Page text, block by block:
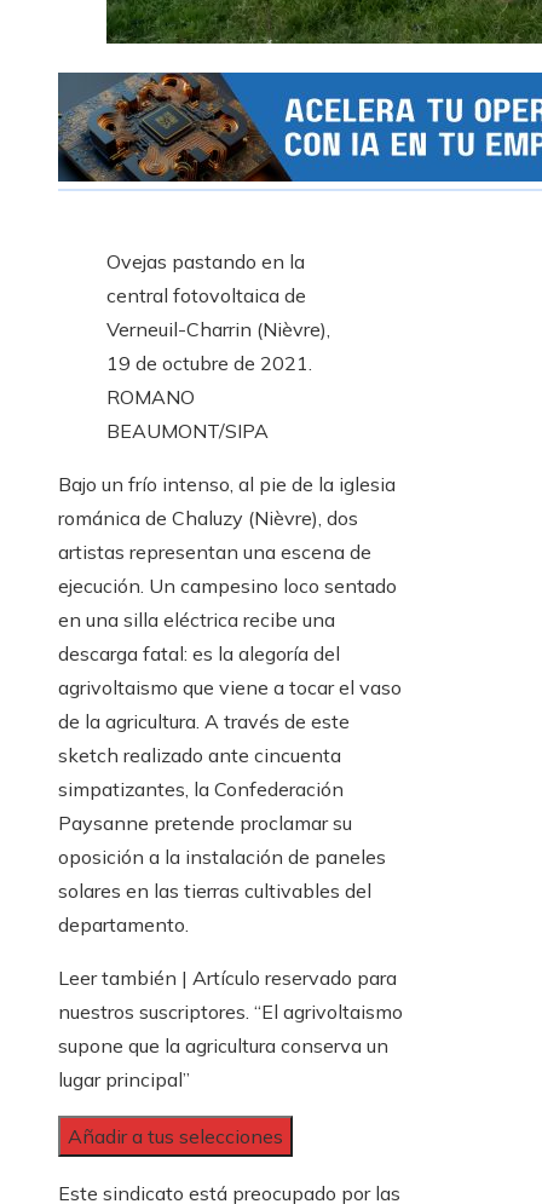
Ovejas pastando en la
central fotovoltaica de
Verneuil-Charrin (Nièvre),
19 de octubre de 2021.
ROMANO
BEAUMONT/SIPA
Bajo un frío intenso, al pie de la iglesia
románica de Chaluzy (Nièvre), dos
artistas representan una escena de
ejecución. Un campesino loco sentado
en una silla eléctrica recibe una
descarga fatal: es la alegoría del
agrivoltaismo que viene a tocar el vaso
de la agricultura. A través de este
sketch realizado ante cincuenta
simpatizantes, la Confederación
Paysanne pretende proclamar su
oposición a la instalación de paneles
solares en las tierras cultivables del
departamento.
Leer también | Artículo reservado para
nuestros suscriptores. “El agrivoltaismo
supone que la agricultura conserva un
lugar principal”
Añadir a tus selecciones
Este sindicato está preocupado por las